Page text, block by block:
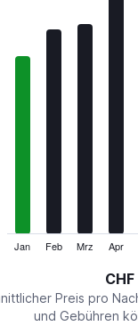
Jan Feb Mrz Apr
Preis pro
und Gebühren